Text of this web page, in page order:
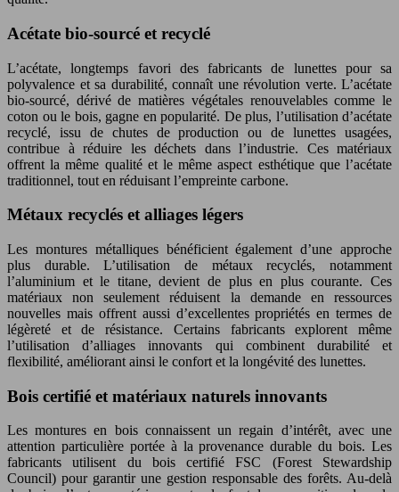
Acétate bio-sourcé et recyclé
L’acétate, longtemps favori des fabricants de lunettes pour sa
polyvalence et sa durabilité, connaît une révolution verte. L’acétate
bio-sourcé, dérivé de matières végétales renouvelables comme le
coton ou le bois, gagne en popularité. De plus, l’utilisation d’acétate
recyclé, issu de chutes de production ou de lunettes usagées,
contribue à réduire les déchets dans l’industrie. Ces matériaux
offrent la même qualité et le même aspect esthétique que l’acétate
traditionnel, tout en réduisant l’empreinte carbone.
Métaux recyclés et alliages légers
Les montures métalliques bénéficient également d’une approche
plus durable. L’utilisation de métaux recyclés, notamment
l’aluminium et le titane, devient de plus en plus courante. Ces
matériaux non seulement réduisent la demande en ressources
nouvelles mais offrent aussi d’excellentes propriétés en termes de
légèreté et de résistance. Certains fabricants explorent même
l’utilisation d’alliages innovants qui combinent durabilité et
flexibilité, améliorant ainsi le confort et la longévité des lunettes.
Bois certifié et matériaux naturels innovants
Les montures en bois connaissent un regain d’intérêt, avec une
attention particulière portée à la provenance durable du bois. Les
fabricants utilisent du bois certifié FSC (Forest Stewardship
Council) pour garantir une gestion responsable des forêts. Au-delà